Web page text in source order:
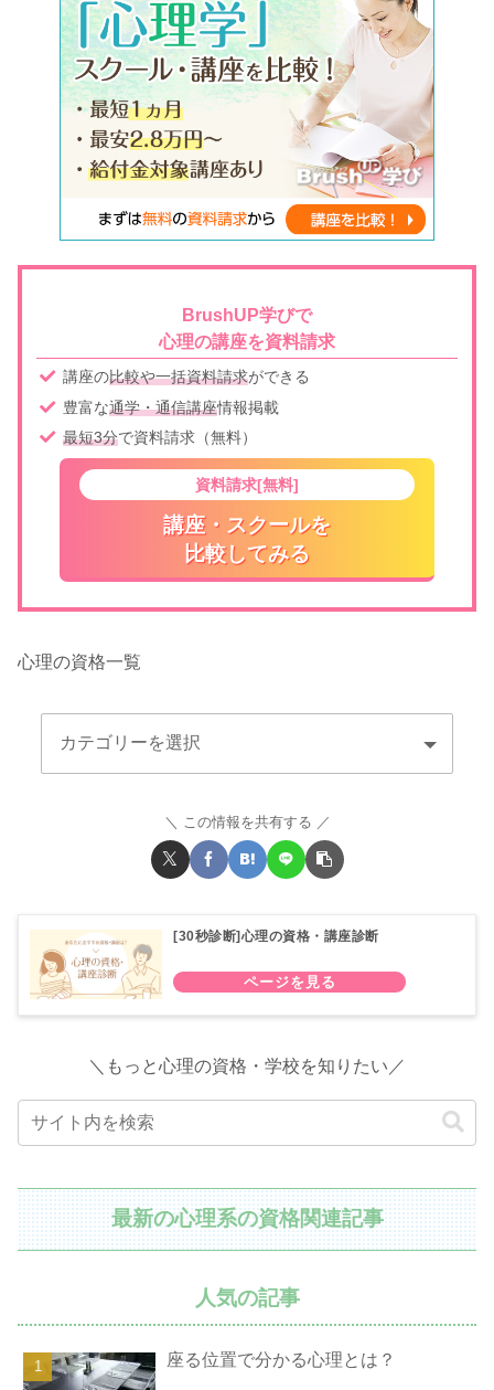
BrushUP学びで
心理の講座を資料請求
講座の比較や一括資料請求ができる
豊富な通学・通信講座情報掲載
最短3分で資料請求（無料）
資料請求[無料]
講座・スクールを
比較してみる
心理の資格一覧
この情報を共有する
[30秒診断]心理の資格・講座診断
＼もっと心理の資格・学校を知りたい／
最新の心理系の資格関連記事
人気の記事
座る位置で分かる心理とは？